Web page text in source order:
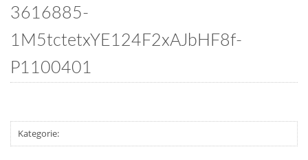
3616885-
1M5tctetxYE124F2xAJbHF8f-
P1100401
Kategorie: